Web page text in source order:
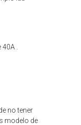
.
no tener
modelo de